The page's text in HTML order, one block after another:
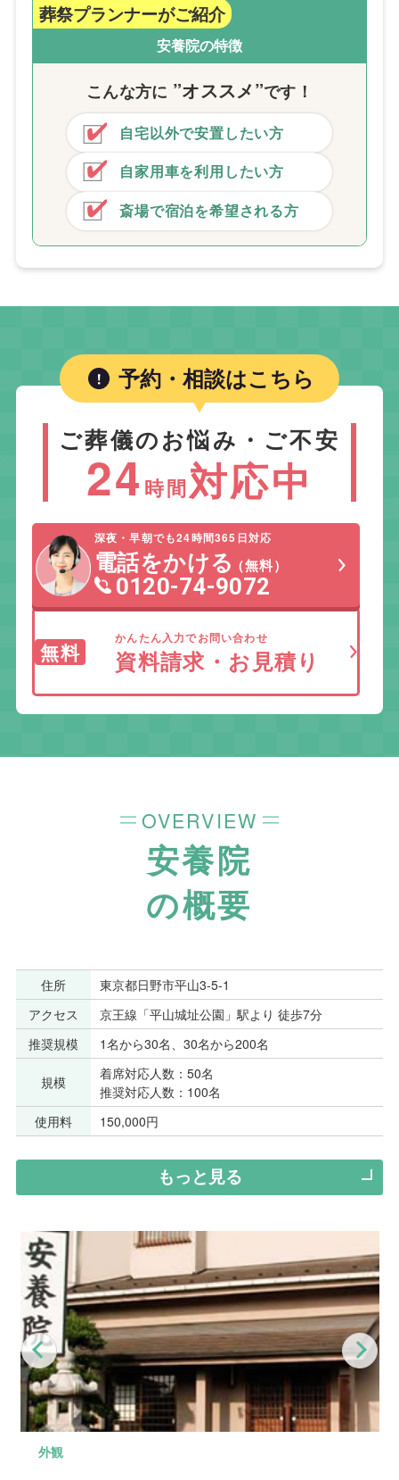
葬祭プランナーがご紹介
安養院の特徴
こんな方に ”オススメ”です！
自宅以外で安置したい方
自家用車を利用したい方
斎場で宿泊を希望される方
予約・相談はこちら
ご葬儀のお悩み・ご不安
24 時間対応中
深夜・早朝でも24時間365日対応
電話をかける（無料）
0120-74-9072
無料
かんたん入力でお問い合わせ
資料請求・お見積り
OVERVIEW
安養院
の概要
住所
東京都日野市平山3-5-1
アクセス
京王線「平山城址公園」駅より 徒歩7分
推奨規模
1名から30名、30名から200名
規模
着席対応人数：50名
推奨対応人数：100名
使用料
150,000円
もっと見る
Previous
外観
外観